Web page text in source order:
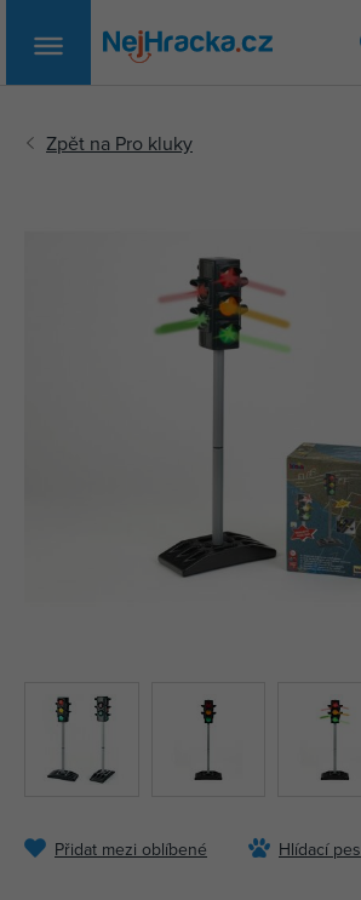
Přidat mezi oblíbené Hlídací pes